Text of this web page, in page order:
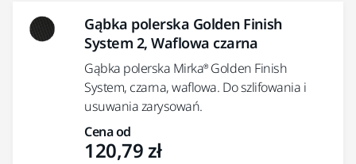
Gąbka polerska Golden Finish
System 2, Waflowa czarna
Gąbka polerska Mirka® Golden Finish
System, czarna, waflowa. Do szlifowania i
usuwania zarysowań.
Cena od
120,79 zł